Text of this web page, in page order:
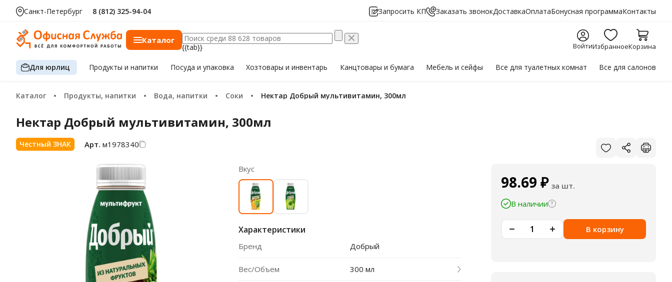
Санкт-Петербург 8 (812) 325-94-04 Запросить КП Заказать звонокДоставкаОплатаБонусная программаКонтакты
Каталог
{{tab}} ВойтиИзбранноеКорзина
Для юрлиц Продуктыи напитки Посуда и упаковка Хозтоварыи инвентарь Канцтовары и бумага Мебельи сейфы Все для туалетных комнат Все для салонов
Каталог Продукты, напитки Вода, напитки Соки Нектар Добрый мультивитамин, 300мл
Нектар Добрый мультивитамин, 300мл
Честный ЗНАК Арт. м1978340
Вкус
Характеристики
Бренд Добрый
Вес/Объем 300 мл
98.69 ₽ за шт.
В наличии
В корзину